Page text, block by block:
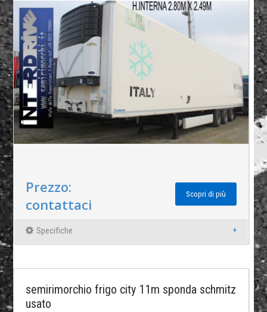
Prezzo:
contattaci
Scopri di più
Specifiche
semirimorchio frigo city 11m sponda schmitz
usato